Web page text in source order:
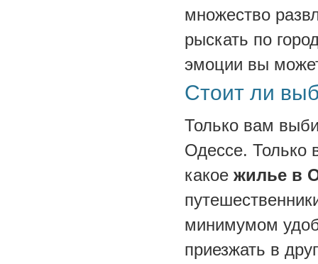
множество
рыскать по
эмоции вы
Стоит ли
Только вам
Одессе. Только
какое жилье в
минимумом
приезжать в